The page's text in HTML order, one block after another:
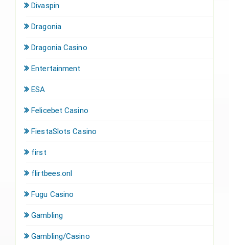
Divaspin
Dragonia
Dragonia Casino
Entertainment
ESA
Felicebet Casino
FiestaSlots Casino
first
flirtbees.onl
Fugu Casino
Gambling
Gambling/Casino